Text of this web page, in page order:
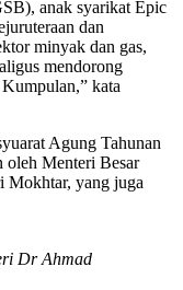
anak syarikat Epic
dan
minyak dan gas,
mendorong
kata
Agung Tahunan
oleh Menteri Besar
Mokhtar, yang juga
Dr Ahmad